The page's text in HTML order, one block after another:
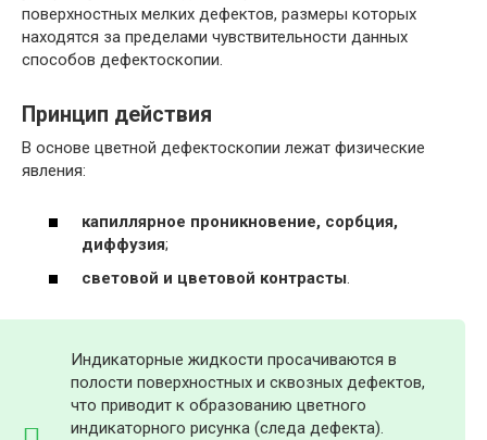
поверхностных мелких дефектов, размеры которых
находятся за пределами чувствительности данных
способов дефектоскопии.
Принцип действия
В основе цветной дефектоскопии лежат физические
явления:
капиллярное проникновение, сорбция,
диффузия;
световой и цветовой контрасты.
Индикаторные жидкости просачиваются в
полости поверхностных и сквозных дефектов,
что приводит к образованию цветного
индикаторного рисунка (следа дефекта).